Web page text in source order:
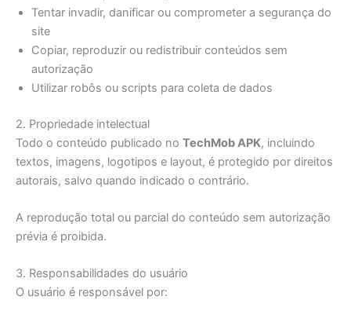
Tentar invadir, danificar ou comprometer a segurança do
site
Copiar, reproduzir ou redistribuir conteúdos sem
autorização
Utilizar robôs ou scripts para coleta de dados
2. Propriedade intelectual
Todo o conteúdo publicado no TechMob APK, incluindo
textos, imagens, logotipos e layout, é protegido por direitos
autorais, salvo quando indicado o contrário.
A reprodução total ou parcial do conteúdo sem autorização
prévia é proibida.
3. Responsabilidades do usuário
O usuário é responsável por: